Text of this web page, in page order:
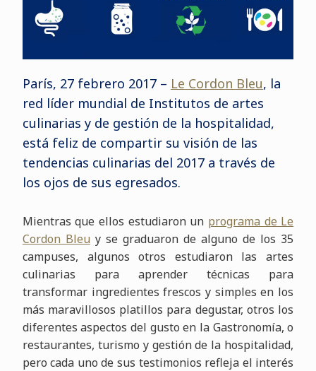
París, 27 febrero 2017 – Le Cordon Bleu, la
red líder mundial de Institutos de artes
culinarias y de gestión de la hospitalidad,
está feliz de compartir su visión de las
tendencias culinarias del 2017 a través de
los ojos de sus egresados.
Mientras que ellos estudiaron un programa de Le
Cordon Bleu y se graduaron de alguno de los 35
campuses, algunos otros estudiaron las artes
culinarias para aprender técnicas para
transformar ingredientes frescos y simples en los
más maravillosos platillos para degustar, otros los
diferentes aspectos del gusto en la Gastronomía, o
restaurantes, turismo y gestión de la hospitalidad,
pero cada uno de sus testimonios refleja el interés